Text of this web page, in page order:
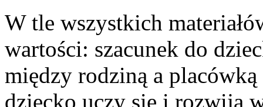
W tle wszystkich
wartości: szacunek do
między rodziną a
dziecko uczy się i rozwija